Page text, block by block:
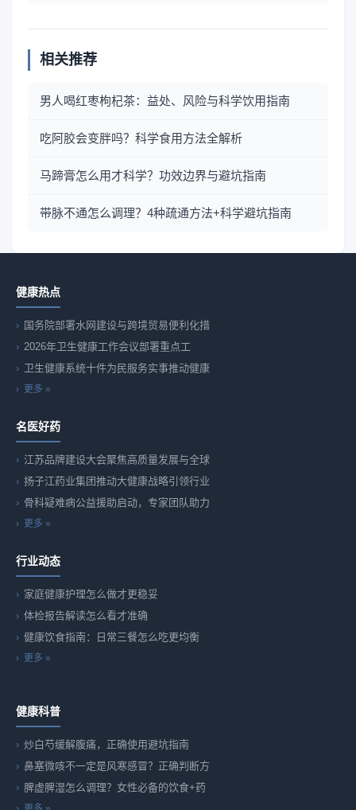
相关推荐
男人喝红枣枸杞茶：益处、风险与科学饮用指南
吃阿胶会变胖吗？科学食用方法全解析
马蹄膏怎么用才科学？功效边界与避坑指南
带脉不通怎么调理？4种疏通方法+科学避坑指南
健康热点
国务院部署水网建设与跨境贸易便利化措
2026年卫生健康工作会议部署重点工
卫生健康系统十件为民服务实事推动健康
更多 »
名医好药
江苏品牌建设大会聚焦高质量发展与全球
扬子江药业集团推动大健康战略引领行业
骨科疑难病公益援助启动，专家团队助力
更多 »
行业动态
家庭健康护理怎么做才更稳妥
体检报告解读怎么看才准确
健康饮食指南：日常三餐怎么吃更均衡
更多 »
健康科普
炒白芍缓解腹痛，正确使用避坑指南
鼻塞微咳不一定是风寒感冒？正确判断方
脾虚脾湿怎么调理？女性必备的饮食+药